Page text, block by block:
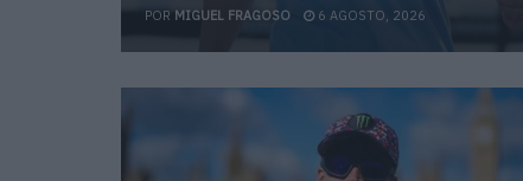
POR MIGUEL FRAGOSO 6 AGOSTO, 2026